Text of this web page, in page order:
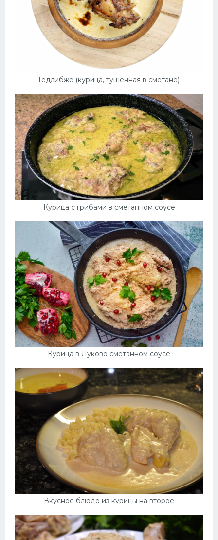
Гедлибже (курица, тушенная в сметане)
Курица с грибами в сметанном соусе
Курица в Луково сметанном соусе
Вкусное блюдо из курицы на второе